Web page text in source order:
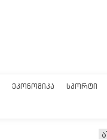
ᲔᲙᲝᲜᲝᲛᲘᲙᲐ ᲡᲞᲝᲠᲢᲘ
ა